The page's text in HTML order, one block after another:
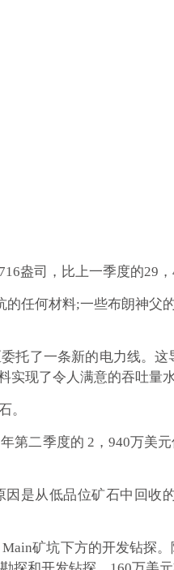
盎司，比上一季度的29，
任何材料;一些布朗神父
托了一条新的电力线。
现了令人满意的吞吐量水
。
第二季度的 2，940万美
是从低品位矿石中回
矿坑下方的开发钻探